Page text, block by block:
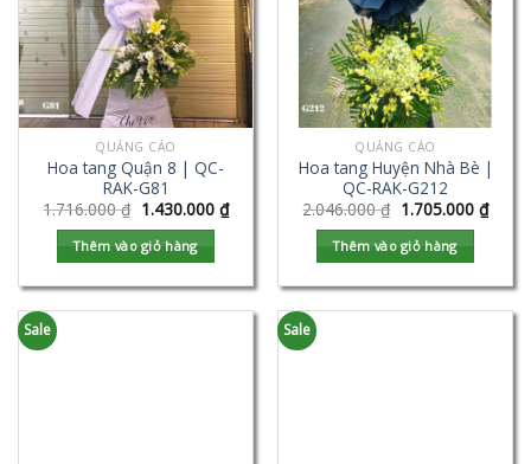
QUẢNG CÁO
Hoa tang Quận 8 | QC-
RAK-G81
1.716.000₫ 1.430.000 ₫
Thêm vào giỏ hàng
QUẢNG CÁO
Hoa tang Huyện Nhà Bè |
QC-RAK-G212
2.046.000₫ 1.705.000 ₫
Thêm vào giỏ hàng
Sale Sale